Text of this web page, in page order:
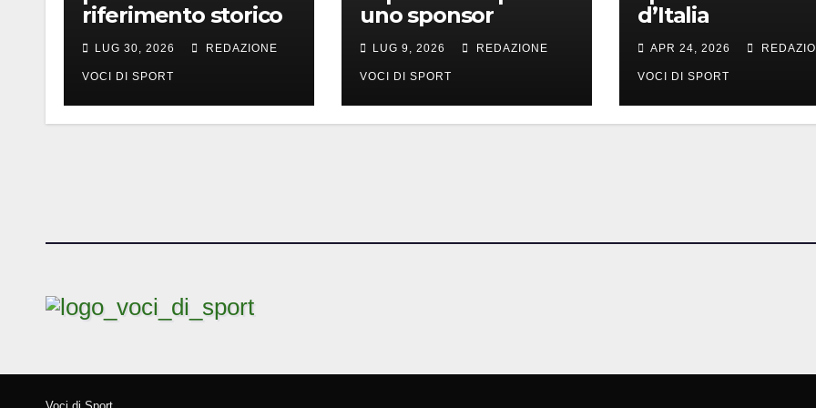
riferimento storico
LUG 30, 2026 REDAZIONE
VOCI DI SPORT
uno sponsor
LUG 9, 2026 REDAZIONE
VOCI DI SPORT
d’Italia
APR 24, 2026
VOCI DI SPORT